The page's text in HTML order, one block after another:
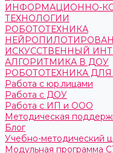
ИНФОРМАЦИОННО-
ТЕХНОЛОГИИ
РОБОТОТЕХНИКА
ИСКУССТВЕННЫЙ
АЛГОРИТМИКА В ДОУ
РОБОТОТЕХНИКА
Работа с юр.лицами
Работа с ДОУ
Работа с ИП и ООО
Методическая
Блог
Учебно-методический
Модульная программа